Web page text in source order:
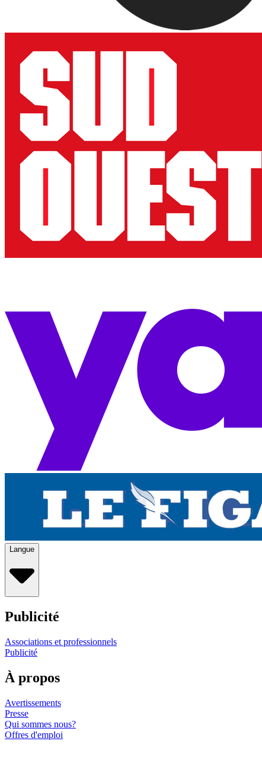
Langue
Publicité
Associations et professionnels
Publicité
À propos
Avertissements
Presse
Qui sommes nous?
Offres d'emploi